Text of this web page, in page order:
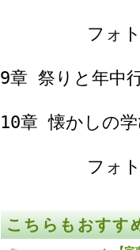
フォトコ
9章 祭りと年中
10章 懐かしの
フォトコラ
こちらもおすす